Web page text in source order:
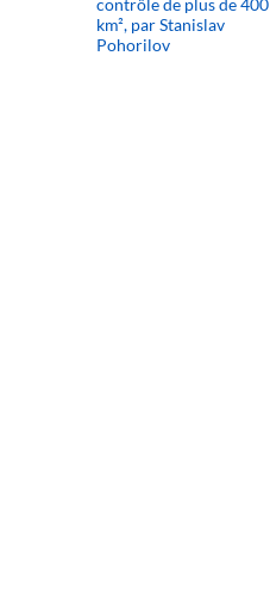
km², par Stanislav
Pohorilov